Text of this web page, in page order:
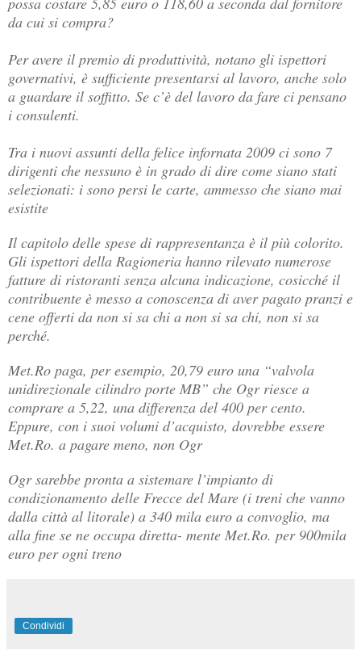
da cui si compra?
Per avere il premio di produttività, notano gli ispettori
governativi, è sufficiente presentarsi al lavoro, anche solo
a guardare il soffitto. Se c’è del lavoro da fare ci pensano
i consulenti.
Tra i nuovi assunti della felice infornata 2009 ci sono 7
dirigenti che nessuno è in grado di dire come siano stati
selezionati: i sono persi le carte, ammesso che siano mai
esistite
Il capitolo delle spese di rappresentanza è il più colorito.
Gli ispettori della Ragioneria hanno rilevato numerose
fatture di ristoranti senza alcuna indicazione, cosicché il
contribuente è messo a conoscenza di aver pagato pranzi e
cene offerti da non si sa chi a non si sa chi, non si sa
perché.
Met.Ro paga, per esempio, 20,79 euro una “valvola
unidirezionale cilindro porte MB” che Ogr riesce a
comprare a 5,22, una differenza del 400 per cento.
Eppure, con i suoi volumi d’acquisto, dovrebbe essere
Met.Ro. a pagare meno, non Ogr
Ogr sarebbe pronta a sistemare l’impianto di
condizionamento delle Frecce del Mare (i treni che vanno
dalla città al litorale) a 340 mila euro a convoglio, ma
alla fine se ne occupa diretta- mente Met.Ro. per 900mila
euro per ogni treno
Condividi